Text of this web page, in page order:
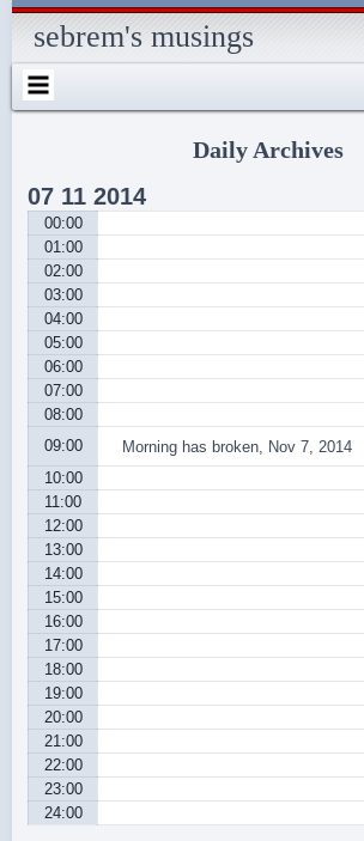
Skip
Skip
2
Skip
POSTS-
Skip
COMMENTS-
Skip
2
Skip
2
Skip
WIDGET-
Skip
2
Skip
2
Skip
BOX-
Skip
2
Skip
2
Skip
2
sebrem's musings
Daily Archives
07 11 2014
00:00
01:00
02:00
03:00
04:00
05:00
06:00
07:00
08:00
09:00
Morning has broken, Nov 7, 2014
10:00
11:00
12:00
13:00
14:00
15:00
16:00
17:00
18:00
19:00
20:00
21:00
22:00
23:00
24:00